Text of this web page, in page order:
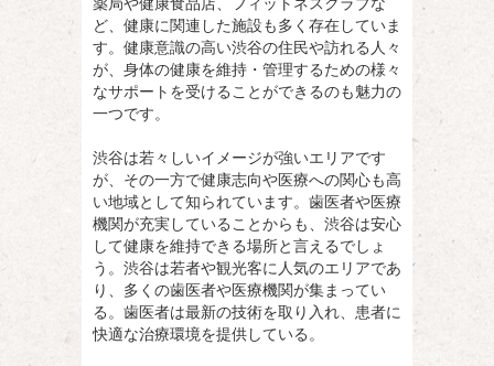
ど、健康に関連した施設も多く存在していま
す。健康意識の高い渋谷の住民や訪れる人々
が、身体の健康を維持・管理するための様々
なサポートを受けることができるのも魅力の
一つです。
渋谷は若々しいイメージが強いエリアです
が、その一方で健康志向や医療への関心も高
い地域として知られています。歯医者や医療
機関が充実していることからも、渋谷は安心
して健康を維持できる場所と言えるでしょ
う。渋谷は若者や観光客に人気のエリアであ
り、多くの歯医者や医療機関が集まってい
る。歯医者は最新の技術を取り入れ、患者に
快適な治療環境を提供している。